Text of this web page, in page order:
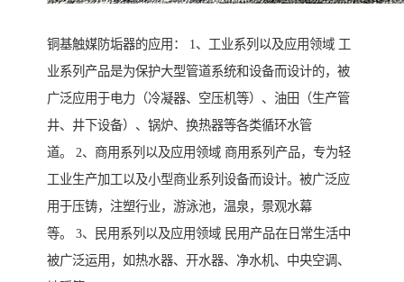
铜基触媒防垢器的应用： 1、工业系列以及应用领域 工
业系列产品是为保护大型管道系统和设备而设计的，被
广泛应用于电力（冷凝器、空压机等）、油田（生产管
井、井下设备）、锅炉、换热器等各类循环水管
道。 2、商用系列以及应用领域 商用系列产品，专为轻
工业生产加工以及小型商业系列设备而设计。被广泛应
用于压铸，注塑行业，游泳池，温泉，景观水幕
等。 3、民用系列以及应用领域 民用产品在日常生活中
被广泛运用，如热水器、开水器、净水机、中央空调、